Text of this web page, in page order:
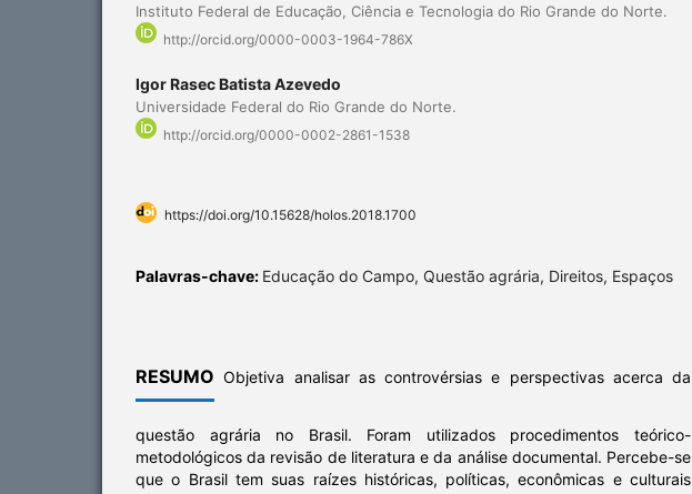
Instituto Federal de Educação, Ciência e Tecnologia do Rio Grande do Norte.
http://orcid.org/0000-0003-1964-786X
Igor Rasec Batista Azevedo
Universidade Federal do Rio Grande do Norte.
http://orcid.org/0000-0002-2861-1538
https://doi.org/10.15628/holos.2018.1700
Palavras-chave: Educação do Campo, Questão agrária, Direitos, Espaços
RESUMO Objetiva analisar as controvérsias e perspectivas acerca da
questão agrária no Brasil. Foram utilizados procedimentos teórico-
metodológicos da revisão de literatura e da análise documental. Percebe-se
que o Brasil tem suas raízes históricas, políticas, econômicas e culturais